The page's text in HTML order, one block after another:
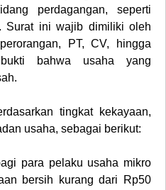
perdagangan, seperti
Surat ini wajib dimiliki oleh
PT, CV, hingga
bahwa usaha yang
tingkat kekayaan,
usaha, sebagai berikut:
para pelaku usaha mikro
bersih kurang dari Rp50